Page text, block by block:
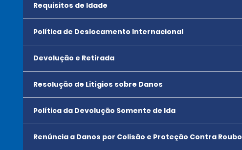
Requisitos de Idade
Política de Deslocamento Internacional
Devolução e Retirada
Resolução de Litígios sobre Danos
Política da Devolução Somente de Ida
Renúncia a Danos por Colisão e Proteção Contra Roubo